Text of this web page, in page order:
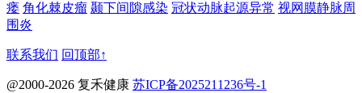
瘘 角化棘皮瘤 颞下间隙感染 冠状动脉起源异常 视网膜静脉周
围炎
联系我们 回顶部↑
@2000-2026 复禾健康 苏ICP备2025211236号-1